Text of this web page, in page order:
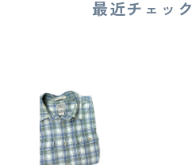
最近チェッ